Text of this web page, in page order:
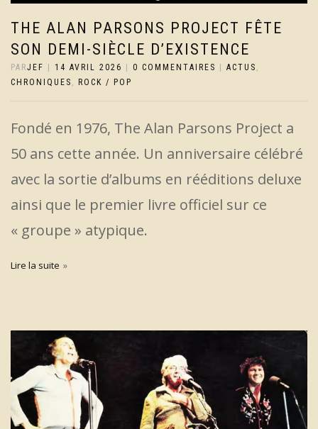
THE ALAN PARSONS PROJECT FÊTE
SON DEMI-SIÈCLE D’EXISTENCE
PARJEF | 14 AVRIL 2026 | 0 COMMENTAIRES | ACTUS
CHRONIQUES
ROCK / POP
Fondé en 1976, The Alan Parsons Project a
50 ans cette année. Un anniversaire célébré
avec la sortie d’albums en rééditions deluxe
ainsi que le premier livre officiel sur ce
« groupe » atypique.
Lire la suite